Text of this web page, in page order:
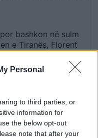
Personal
to third parties, or
information for
the below opt-out
note that after your
bashkon në sulm
e Tiranës, Florent
Gostivar-Kërçovë,
një shofer dhe
rëndë një tjetër